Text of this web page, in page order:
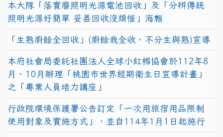
本大隊「落實廢照明光源電池回收」及「分辨傳統
照明光源好簡單 妥善回收沒煩惱」海報
「生熟廚餘全回收」(廚餘我全收、不分生與熟)宣導
本府社會局委託社團法人全球小紅帽協會於112年8
月、10月辦理「桃園市世界經期衛生日宣導計畫」
之「專業人員培力講座」
行政院環境保護署公告訂定「一次用旅宿用品限制
使用對象及實施方式」，並自114年1月1日起施行